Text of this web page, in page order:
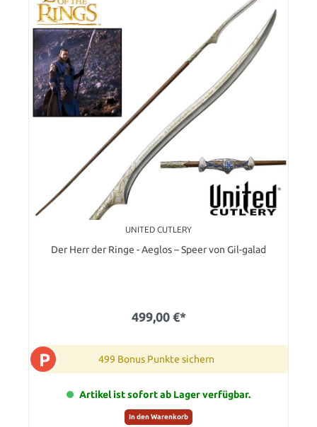
UNITED CUTLERY
Der Herr der Ringe - Aeglos – Speer von Gil-galad
499,00 €*
P 499 Bonus Punkte sichern
Artikel ist sofort ab Lager verfügbar.
In den Warenkorb